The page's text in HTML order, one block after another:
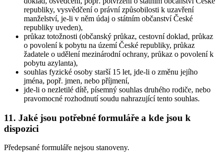
republiky, vysvědčení o právní způsobilosti k uzavření
manželství, je-li v něm údaj o státním občanství České
republiky uveden),
průkaz totožnosti (občanský průkaz, cestovní doklad, průkaz
o povolení k pobytu na území České republiky, průkaz
žadatele o udělení mezinárodní ochrany, průkaz o povolení k
pobytu azylanta),
souhlas fyzické osoby starší 15 let, jde-li o změnu jejího
jména, popř. jmen, nebo příjmení,
jde-li o nezletilé dítě, písemný souhlas druhého rodiče, nebo
pravomocné rozhodnutí soudu nahrazující tento souhlas.
11. Jaké jsou potřebné formuláře a kde jsou k
dispozici
Předepsané formuláře nejsou stanoveny.